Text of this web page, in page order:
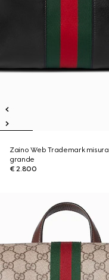
Zaino Web Trademark misura
grande
€ 2.800